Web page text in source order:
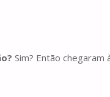
Sim? Então chegaram